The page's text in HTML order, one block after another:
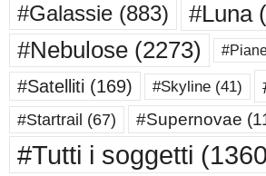
#Galassie (883) #Luna
#Nebulose (2273)
#Satelliti (169) #Skyline (41)
#Startrail (67) #Supernovae
#Tutti i soggetti